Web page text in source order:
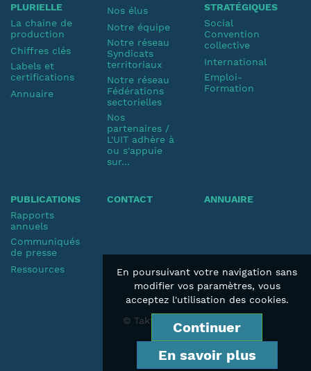
PLURIELLE
La chaine de
production
Chiffres clés
Labels et
certifications
Annuaire
Nos élus
Notre équipe
Notre réseau
Syndicats
territoriaux
Notre réseau
Fédérations
sectorielles
Nos
partenaires /
L'UIT adhère à
ou s'appuie
sur...
STRATÉGIQUES
Social
Convention
collective
International
Emploi-
Formation
PUBLICATIONS
Rapports
annuels
Communiqués
de presse
Ressources
CONTACT ANNUAIRE
© Taktik 2019
En poursuivant votre navigation sans
modifier vos paramètres, vous
acceptez l'utilisation des cookies.
Continuer
En savoir plus